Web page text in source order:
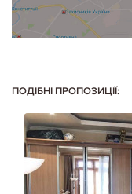
ПОДІБНІ ПРОПОЗИЦІЇ: